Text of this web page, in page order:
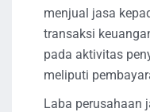
menjual jasa
transaksi
pada aktivitas
meliputi
Laba perusahaan